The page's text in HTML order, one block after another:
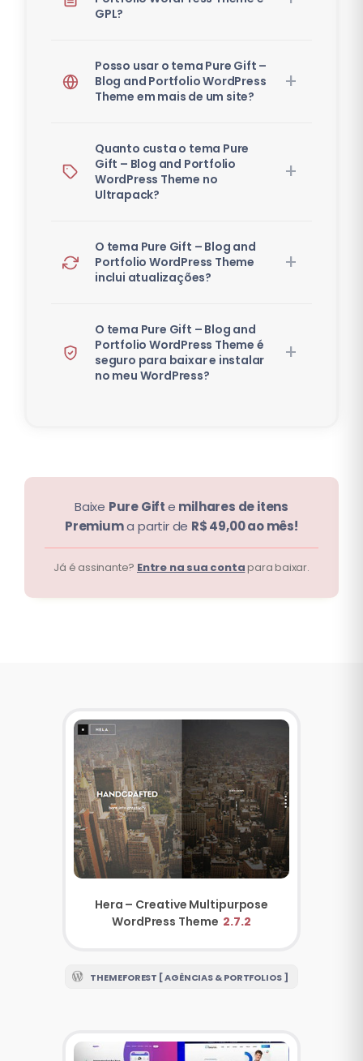
GPL?
Posso usar o tema Pure Gift –
Blog and Portfolio WordPress
Theme em mais de um site?
Quanto custa o tema Pure
Gift – Blog and Portfolio
WordPress Theme no
Ultrapack?
O tema Pure Gift – Blog and
Portfolio WordPress Theme
inclui atualizações?
O tema Pure Gift – Blog and
Portfolio WordPress Theme é
seguro para baixar e instalar
no meu WordPress?
Baixe Pure Gifte milhares de itens
Premiuma partir de R$ 49,00 ao mês!
Já é assinante? Entre na sua contapara baixar.
Hera – Creative Multipurpose
WordPress Theme 2.7.2
THEMEFOREST [ AGÊNCIAS & PORTFOLIOS ]